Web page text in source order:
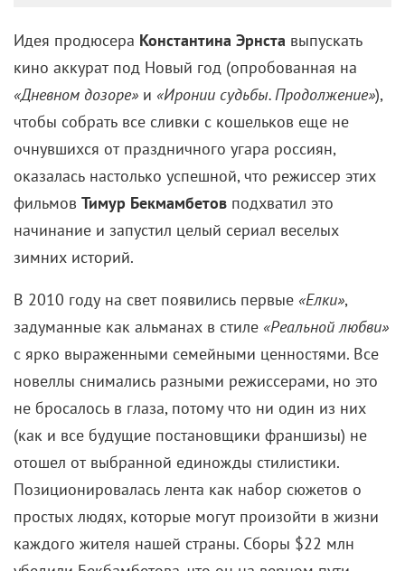
Каждый год 31 декабря мы с друзьями
ходим… на «Елки» — эта традиция спустя
годы все же завершится? Знаменитая
комедийная серия прощается фильмом «Елки
Последние». Что же на самом деле
произойдет с франшизой, разбирался
«КиноРепортер».
кино аккурат под Новый год (опробованная на
«Дневном дозоре»и«Иронии судьбы. Продолжение»),
чтобы собрать все сливки с кошельков еще не
очнувшихся от праздничного угара россиян,
оказалась настолько успешной, что режиссер этих
фильмовТимур Бекмамбетовподхватил это
начинание и запустил целый сериал веселых
зимних историй.
В 2010 году на свет появились первые«Елки»
задуманные как альманах в стиле